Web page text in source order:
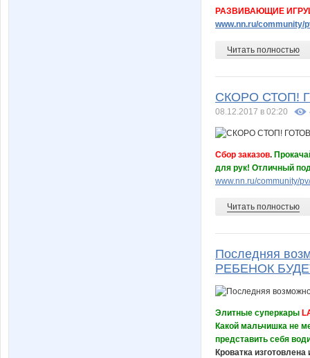
РАЗВИВАЮЩИЕ
www.nn.ru/community/
Читать полностью
СКОРО СТОП!
08.12.2017 в 02:20
Сбор заказов.
для рук! Отличный
www.nn.ru/community/
Читать полностью
Последняя
РЕБЕНОК
Элитные суперкары
Какой мальчишка не
представить себя
Кроватка изготовлена